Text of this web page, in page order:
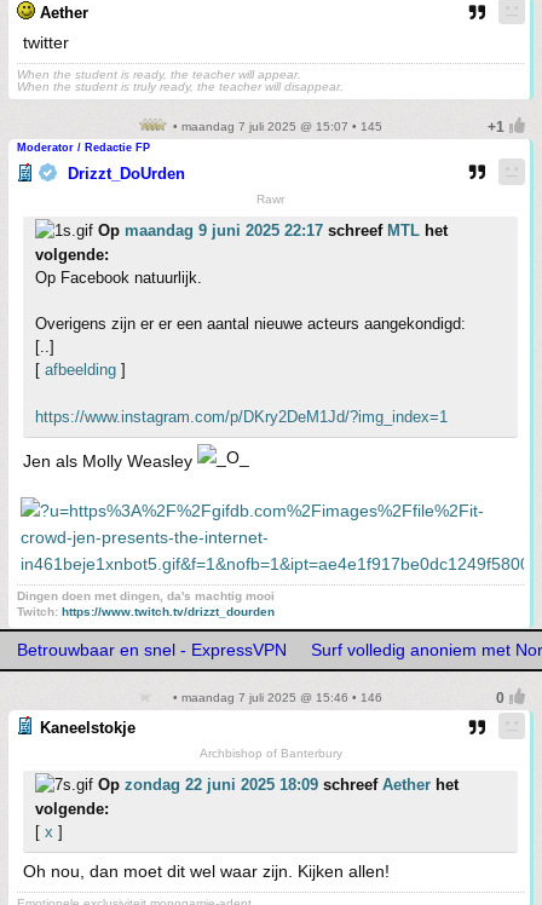
Aether
twitter
When the student is ready, the teacher will appear.
When the student is truly ready, the teacher will disappear.
• maandag 7 juli 2025 @ 15:07 • 145
Moderator / Redactie FP
Drizzt_DoUrden
Rawr
Op maandag 9 juni 2025 22:17 schreef MTL het
volgende:
Op Facebook natuurlijk.
Overigens zijn er er een aantal nieuwe acteurs aangekondigd:
[..]
[ afbeelding ]
https://www.instagram.com/p/DKry2DeM1Jd/?img_index=1
Jen als Molly Weasley
Dingen doen met dingen, da's machtig mooi
Twitch: https://www.twitch.tv/drizzt_dourden
Betrouwbaar en snel - ExpressVPN Surf volledig anoniem met
• maandag 7 juli 2025 @ 15:46 • 146
Kaneelstokje
Archbishop of Banterbury
Op zondag 22 juni 2025 18:09 schreef Aether het
volgende:
[ x ]
Oh nou, dan moet dit wel waar zijn. Kijken allen!